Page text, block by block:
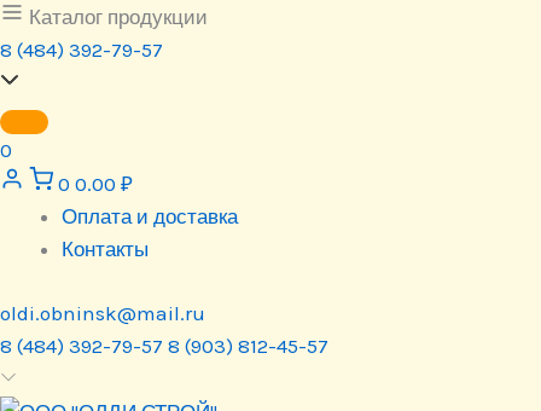
Перейти
к
содержимому
Каталог продукции
8 (484) 392-79-57
0
0 0.00 ₽
Оплата и доставка
Контакты
oldi.obninsk@mail.ru
8 (484) 392-79-57 8 (903) 812-45-57